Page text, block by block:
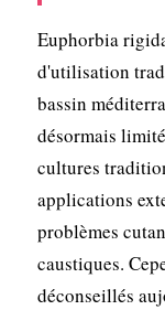
Euphorbia
d'utilisation
bassin
désormais
cultures
applications
problèmes
caustiques.
déconseillés